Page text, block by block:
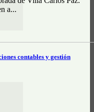
contables y gestión
a...